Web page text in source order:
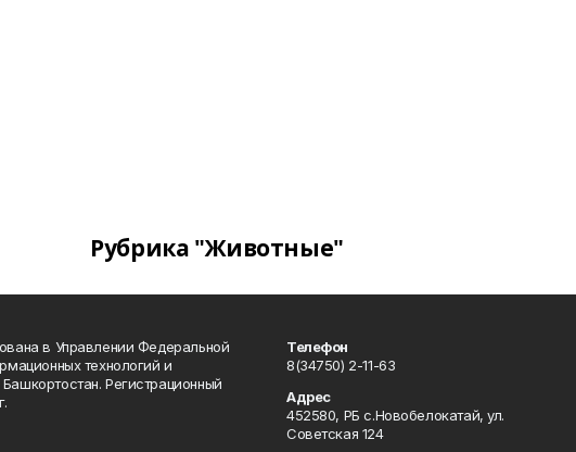
Рубрика "Животные"
в Управлении Федеральной
технологий и
Регистрационный
Телефон
8(34750) 2-11-63
Адрес
452580, РБ с.Новобелокатай, ул.
Советская 124